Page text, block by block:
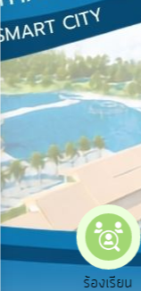
บริการ
ข้อมูล
การ
เปิด
ข้อมูล
สาธารณะ
OIT
e-
Service
ร้องเรียน